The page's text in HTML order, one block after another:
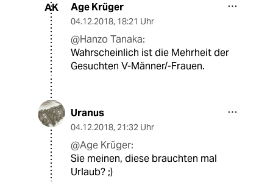
AK Age Krüger
04.12.2018, 18:21 Uhr
@Hanzo Tanaka:
Wahrscheinlich ist die Mehrheit der
Gesuchten V-Männer/-Frauen.
Uranus
04.12.2018, 21:32 Uhr
@Age Krüger:
Sie meinen, diese brauchten mal
Urlaub? ;)